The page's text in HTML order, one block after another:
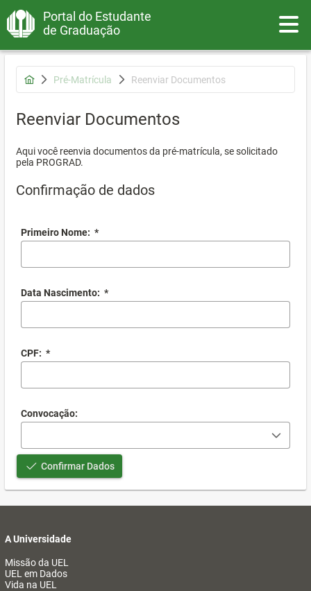
Portal do Estudante
de Graduação
Pré-Matrícula Reenviar Documentos
Reenviar Documentos
Aqui você reenvia documentos da pré-matrícula, se solicitado
pela PROGRAD.
Confirmação de dados
Primeiro Nome: *
Data Nascimento: *
CPF: *
Convocação:
Confirmar Dados
A Universidade
Missão da UEL
UEL em Dados
Vida na UEL